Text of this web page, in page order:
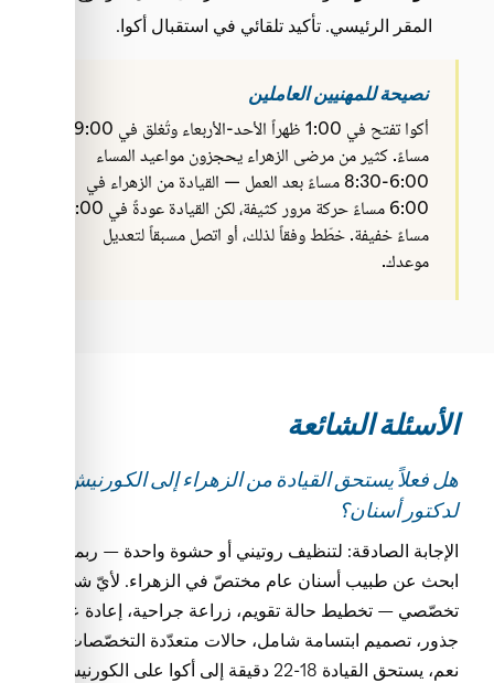
المقر الرئيسي. تأكيد تلقائي في استقبال أكوا.
نصيحة للمهنيين العاملين
أكوا تفتح في 1:00 ظهراً الأحد-الأربعاء وتُغلق في 9:00
مساءً. كثير من مرضى الزهراء يحجزون مواعيد المساء
6:00-8:30 مساءً بعد العمل — القيادة من الزهراء في
6:00 مساءً حركة مرور كثيفة، لكن القيادة عودةً في 9:00
مساءً خفيفة. خطّط وفقاً لذلك، أو اتصل مسبقاً لتعديل
موعدك.
الأسئلة الشائعة
هل فعلاً يستحق القيادة من الزهراء إلى الكورنيش
لدكتور أسنان؟
الإجابة الصادقة: لتنظيف روتيني أو حشوة واحدة — ربما لا.
ابحث عن طبيب أسنان عام مختصّ في الزهراء. لأيّ شيء
تخصّصي — تخطيط حالة تقويم، زراعة جراحية، إعادة علاج
جذور، تصميم ابتسامة شامل، حالات متعدّدة التخصّصات —
نعم، يستحق القيادة 18-22 دقيقة إلى أكوا على الكورنيش.